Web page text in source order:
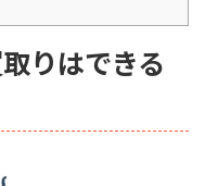
りはできる